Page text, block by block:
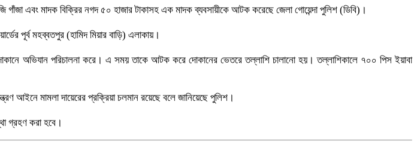
৮
৯
মাহমুদ জয়
এবং মাদক বিক্রির নগদ ৫০ হাজার টাকাসহ এক মাদক ব্যবসায়ীকে আটক করেছে জেলা গোয়েন্দা পুলিশ (ডিবি)।
পূর্ব মহব্বতপুর (হামিদ মিয়ার বাড়ি) এলাকায়।
অভিযান পরিচালনা করে। এ সময় তাকে আটক করে দোকানের ভেতরে তল্লাশি চালানো হয়। তল্লাশিকালে ৭০০ পিস ইয়াবা
আইনে মামলা দায়েরের প্রক্রিয়া চলমান রয়েছে বলে জানিয়েছে পুলিশ।
গ্রহণ করা হবে।